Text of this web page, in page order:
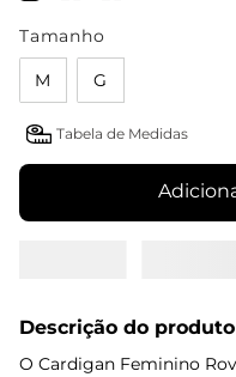
Tamanho
M G
Tabela de Medidas
Descrição do produto
O Cardigan Feminino